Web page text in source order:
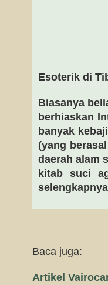
Esoterik di
Biasanya
berhiaskan
banyak
(yang
daerah alam
kitab suci
Baca juga:
Artikel